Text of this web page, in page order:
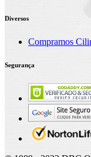
Diversos
Compramos
Segurança